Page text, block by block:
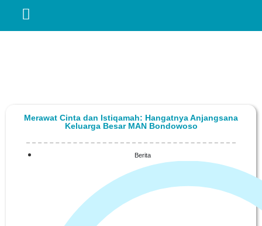
Merawat Cinta dan Istiqamah: Hangatnya Anjangsana
Keluarga Besar MAN Bondowoso
Berita